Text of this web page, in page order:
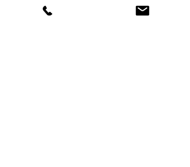
Cognome